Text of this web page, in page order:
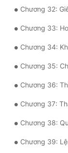
Chương 32:
Chương 33:
Chương 34:
Chương 35:
Chương 36:
Chương 37:
Chương 38:
Chương 39: